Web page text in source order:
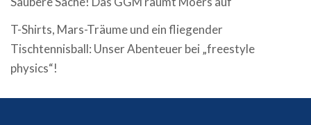
T-Shirts, Mars-Träume und ein fliegender
Tischtennisball: Unser Abenteuer bei „freestyle
physics“!